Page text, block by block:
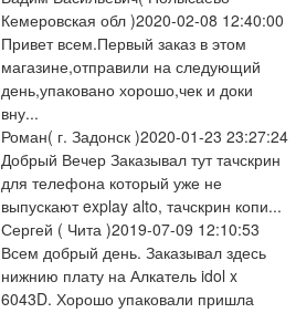
Кемеровская обл )2020-02-08 12:40:00
Привет всем.Первый заказ в этом
магазине,отправили на следующий
день,упаковано хорошо,чек и доки
вну...
Роман( г. Задонск )2020-01-23 23:27:24
Добрый Вечер Заказывал тут тачскрин
для телефона который уже не
выпускают explay alto, тачскрин копи...
Сергей ( Чита )2019-07-09 12:10:53
Всем добрый день. Заказывал здесь
нижнию плату на Алкатель idol x
6043D. Хорошо упаковали пришла